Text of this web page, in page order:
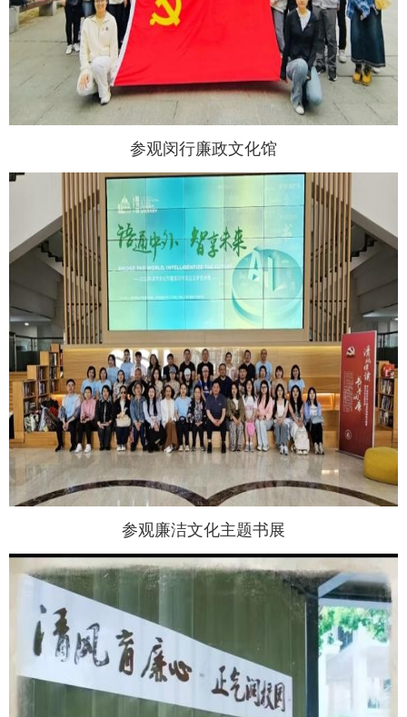
参观闵行廉政文化馆
参观廉洁文化主题书展